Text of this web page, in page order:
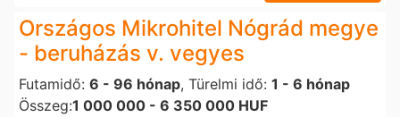
Országos Mikrohitel Nógrád megye
- beruházás v. vegyes
Futamidő: 6 - 96 hónap, Türelmi idő: 1 - 6 hónap
Összeg:1 000 000 - 6 350 000 HUF